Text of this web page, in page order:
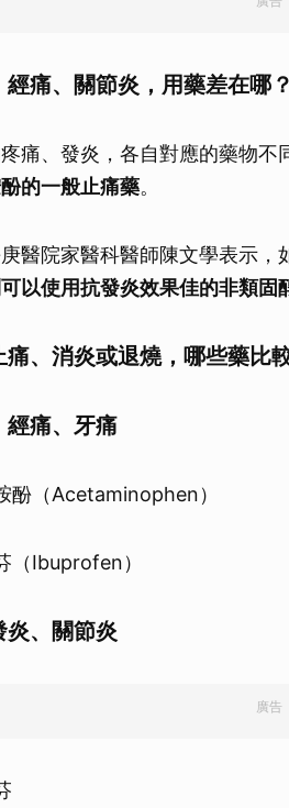
經痛、關節炎，用藥差在哪？
痛、發炎，各自對應的藥物不
的一般止痛藥。
醫院家醫科醫師陳文學表示，
以使用抗發炎效果佳的非類固
痛、消炎或退燒，哪些藥比
經痛、牙痛
酚（Acetaminophen）
（Ibuprofen）
炎、關節炎
廣告
取消